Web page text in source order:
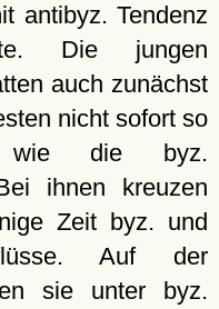
antibyz. Tendenz
Die jungen
auch zunächst
nicht sofort so
wie die byz.
ihnen kreuzen
Zeit byz. und
Auf der
sie unter byz.